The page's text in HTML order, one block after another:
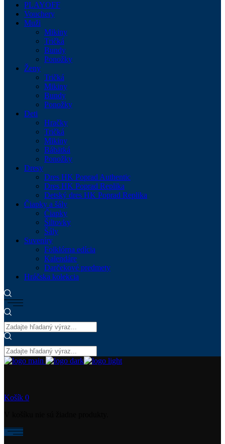
PLAYOFF
Vouchery
Muži
Mikiny
Tričká
Bundy
Ponožky
Ženy
Tričká
Mikiny
Bundy
Ponožky
Deti
Hračky
Tričká
Mikiny
Bábätká
Ponožky
Dresy
Dres HK Poprad Authentic
Dres HK Poprad Replika
Detský dres HK Poprad Replika
Čiapky a šály
Čiapky
Šiltovky
Šály
Suveníry
Folklórna edícia
Kalendáre
Darčekové predmety
Hráčska kolekcia
Košík 0